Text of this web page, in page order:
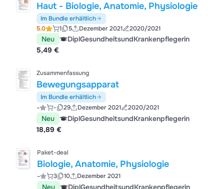
Haut - Biologie, Anatomie, Physiologie
Im Bundle erhältlich
5.0
1 5 Dezember 2021 2020/2021
Neu
DiplGesundheitsundKrankenpflegerin
5,49 €
Zusammenfassung
Bewegungsapparat
Im Bundle erhältlich
- - 29 Dezember 2021 2020/2021
Neu
DiplGesundheitsundKrankenpflegerin
18,89 €
Paket-deal
Biologie, Anatomie, Physiologie
- 3 10 Dezember 2021
Neu DiplGesundheitsundKrankenpflegerin